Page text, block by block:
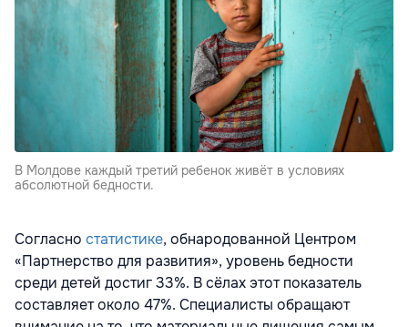
В Молдове каждый третий ребенок живёт в условиях
абсолютной бедности.
Согласно статистике, обнародованной Центром
«Партнерство для развития», уровень бедности
среди детей достиг 33%. В сёлах этот показатель
составляет около 47%. Специалисты обращают